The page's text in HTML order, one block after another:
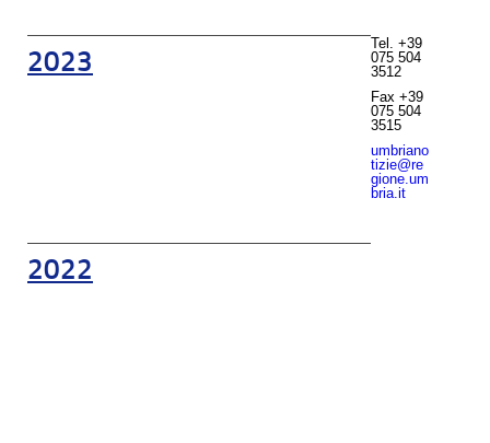
2023
2022
Tel. +39
075 504
3512
Fax +39
075 504
3515
umbriano
tizie@re
gione.um
bria.it